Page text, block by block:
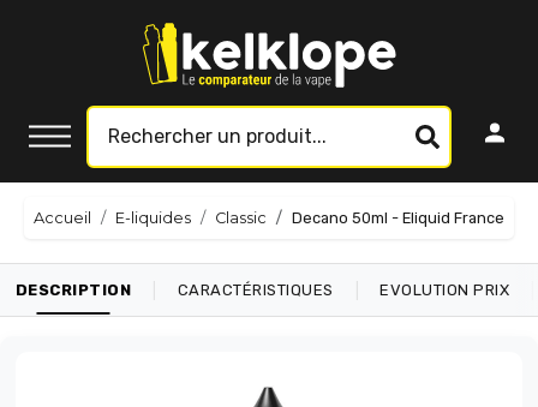
Accueil E-liquides Classic Decano 50ml - Eliquid France
DESCRIPTION CARACTÉRISTIQUES EVOLUTION PRIX